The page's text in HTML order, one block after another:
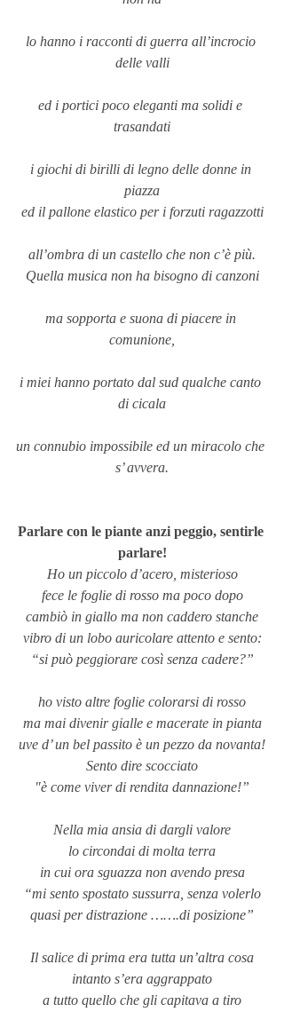
lo hanno i racconti di guerra all’incrocio
delle valli
ed i portici poco eleganti ma solidi e
trasandati
i giochi di birilli di legno delle donne in
piazza
ed il pallone elastico per i forzuti ragazzotti
all’ombra di un castello che non c’è più.
Quella musica non ha bisogno di canzoni
ma sopporta e suona di piacere in
comunione,
i miei hanno portato dal sud qualche canto
di cicala
un connubio impossibile ed un miracolo che
s’ avvera.
Parlare con le piante anzi peggio, sentirle
parlare!
Ho un piccolo d’acero, misterioso
fece le foglie di rosso ma poco dopo
cambiò in giallo ma non caddero stanche
vibro di un lobo auricolare attento e sento:
“si può peggiorare così senza cadere?”
ho visto altre foglie colorarsi di rosso
ma mai divenir gialle e macerate in pianta
uve d’ un bel passito è un pezzo da novanta!
Sento dire scocciato
"è come viver di rendita dannazione!”
Nella mia ansia di dargli valore
lo circondai di molta terra
in cui ora sguazza non avendo presa
“mi sento spostato sussurra, senza volerlo
quasi per distrazione …….di posizione”
Il salice di prima era tutta un’altra cosa
intanto s’era aggrappato
a tutto quello che gli capitava a tiro